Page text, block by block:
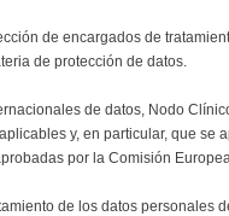
de encargados de
de protección de datos.
de datos, Nodo
y, en particular, que
por la Comisión
de los datos